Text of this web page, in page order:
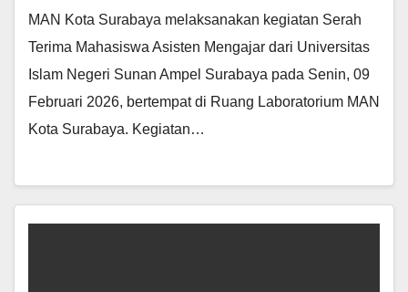
MAN Kota Surabaya melaksanakan kegiatan Serah
Terima Mahasiswa Asisten Mengajar dari Universitas
Islam Negeri Sunan Ampel Surabaya pada Senin, 09
Februari 2026, bertempat di Ruang Laboratorium MAN
Kota Surabaya. Kegiatan…